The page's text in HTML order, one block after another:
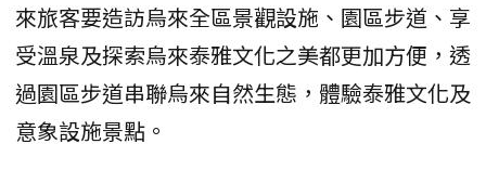
來旅客要造訪烏來全區景觀設施、園區步道、享
受溫泉及探索烏來泰雅文化之美都更加方便，透
過園區步道串聯烏來自然生態，體驗泰雅文化及
意象設施景點。